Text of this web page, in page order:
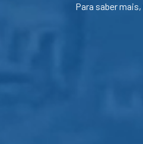
Para saber mais,